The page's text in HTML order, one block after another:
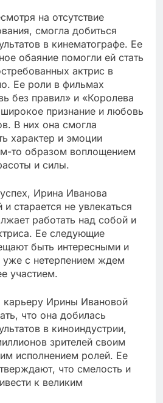
на отсутствие
смогла добиться
в кинематографе. Ее
обаяние помогли ей стать
актрис в
Ее роли в фильмах
без правил» и «Королева
признание и любовь
В них она смогла
характер и эмоции
то образом воплощением
и силы.
Ирина Иванова
старается не увлекаться
работать над собой и
Ее следующие
быть интересными и
с нетерпением ждем
участием.
Ирины Ивановой
что она добилась
в киноиндустрии,
зрителей своим
исполнением ролей. Ее
что смелость и
к великим